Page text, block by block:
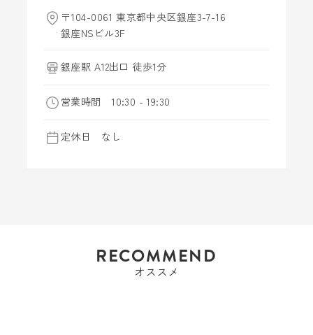
〒104-0061 東京都中央区銀座3-7-16
銀座NSビル3F
銀座駅 A12出口 徒歩1分
営業時間 10:30 - 19:30
定休日 なし
RECOMMEND
オススメ